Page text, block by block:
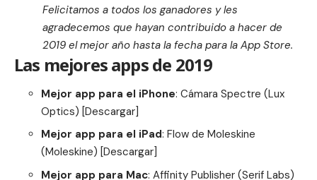
Felicitamos a todos los ganadores y les
agradecemos que hayan contribuido a hacer de
2019 el mejor año hasta la fecha para la App Store.
Las mejores apps de 2019
Mejor app para el iPhone: Cámara Spectre (Lux
Optics) [Descargar]
Mejor app para el iPad: Flow de Moleskine
(Moleskine) [Descargar]
Mejor app para Mac: Affinity Publisher (Serif Labs)